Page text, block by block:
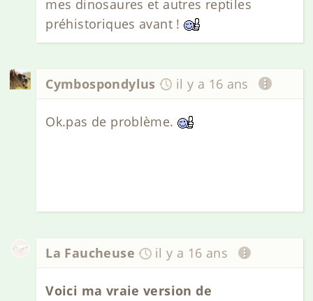
mes dinosaures et autres reptiles
préhistoriques avant !
Cymbospondylus il y a 16 ans
Ok.pas de problème.
La Faucheuse il y a 16 ans
Voici ma vraie version de